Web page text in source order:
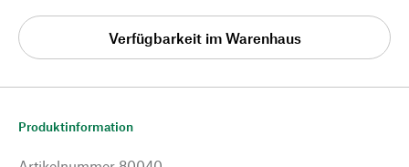
Verfügbarkeit im Warenhaus
Produktinformation